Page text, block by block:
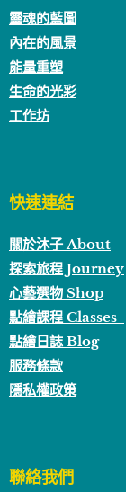
靈魂的藍圖
內在的風景
能量重塑
生命的光彩
工作坊
快速連結
關於沐子 About
探索旅程 Journey
心藝選物 Shop
點繪課程 Classes
點繪日誌 Blog
服務條款
隱私權政策
聯絡我們